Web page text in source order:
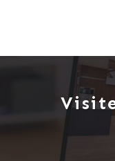
équipée. De plus,
salle d'eau avec
également
À l'étage, un
une bénéficie de
que les deux